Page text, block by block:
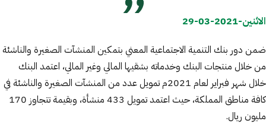
الاثنين-2021-03-29
ضمن دور بنك التنمية الاجتماعية المعني بتمكين المنشآت الصغيرة والناشئة
من خلال منتجات البنك وخدماته بشقيها المالي وغير المالي، اعتمد البنك
خلال شهر فبراير لعام 2021م تمويل عدد من المنشآت الصغيرة والناشئة في
كافة مناطق المملكة، حيث اعتمد تمويل 433 منشأة، وبقيمة تتجاوز 170
مليون ريال.